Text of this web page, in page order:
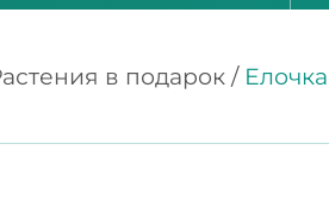
в подарок /